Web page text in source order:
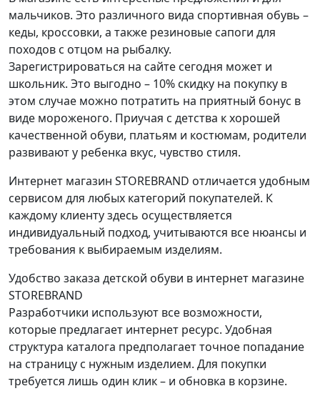
мальчиков. Это различного вида спортивная обувь –
кеды, кроссовки, а также резиновые сапоги для
походов с отцом на рыбалку.
Зарегистрироваться на сайте сегодня может и
школьник. Это выгодно – 10% скидку на покупку в
этом случае можно потратить на приятный бонус в
виде мороженого. Приучая с детства к хорошей
качественной обуви, платьям и костюмам, родители
развивают у ребенка вкус, чувство стиля.
Интернет магазин STOREBRAND отличается удобным
сервисом для любых категорий покупателей. К
каждому клиенту здесь осуществляется
индивидуальный подход, учитываются все нюансы и
требования к выбираемым изделиям.
Удобство заказа детской обуви в интернет магазине
STOREBRAND
Разработчики используют все возможности,
которые предлагает интернет ресурс. Удобная
структура каталога предполагает точное попадание
на страницу с нужным изделием. Для покупки
требуется лишь один клик – и обновка в корзине.